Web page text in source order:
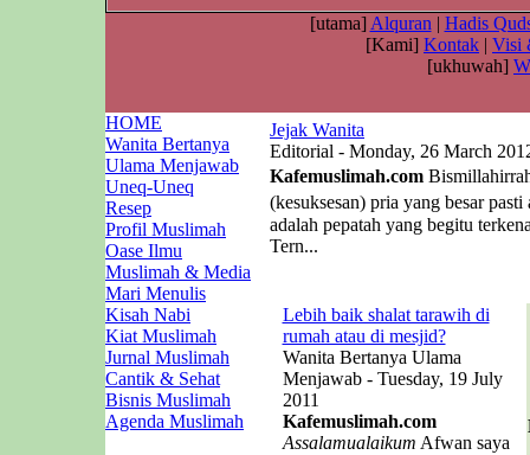
[utama] Alquran | Hadis
[Kami] Kontak | Visi
[ukhuwah]
HOME
Wanita Bertanya
Ulama Menjawab
Uneq-Uneq
Resep
Profil Muslimah
Oase Ilmu
Muslimah & Media
Mari Menulis
Kisah Nabi
Kiat Muslimah
Jurnal Muslimah
Cantik & Sehat
Bisnis Muslimah
Agenda Muslimah
Jejak Wanita
Editorial - Monday, 26 March
Kafemuslimah.com
(kesuksesan) pria yang besar
adalah pepatah yang begitu
Tern...
Lebih baik shalat tarawih di
rumah atau di mesjid?
Wanita Bertanya Ulama
Menjawab - Tuesday, 19 July
2011
Kafemuslimah.com
Assalamualaikum Afwan saya